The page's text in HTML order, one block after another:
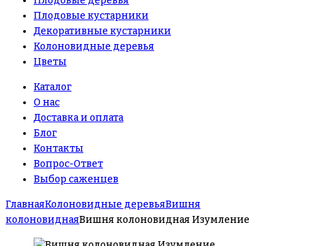
Плодовые кустарники
Декоративные кустарники
Колоновидные деревья
Цветы
Каталог
О нас
Доставка и оплата
Блог
Контакты
Вопрос-Ответ
Выбор саженцев
ГлавнаяКолоновидные деревьяВишня
колоновиднаяВишня колоновидная Изумление